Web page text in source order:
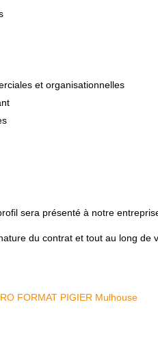
et organisationnelles
sera présenté à notre
du contrat et tout au long de
FORMAT PIGIER Mulhouse